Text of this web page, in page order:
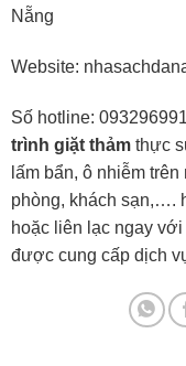
Nẵng
Website:
Số hotline:
trình giặt thảm thực
lấm bẩn, ô nhiễm
phòng, khách sạn,….
hoặc liên lạc ngay
được cung cấp dịch